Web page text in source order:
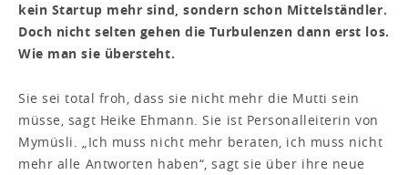
kein Startup mehr sind, sondern schon Mittelständler.
Doch nicht selten gehen die Turbulenzen dann erst los.
Wie man sie übersteht.
Sie sei total froh, dass sie nicht mehr die Mutti sein
müsse, sagt Heike Ehmann. Sie ist Personalleiterin von
Mymüsli. „Ich muss nicht mehr beraten, ich muss nicht
mehr alle Antworten haben“, sagt sie über ihre neue